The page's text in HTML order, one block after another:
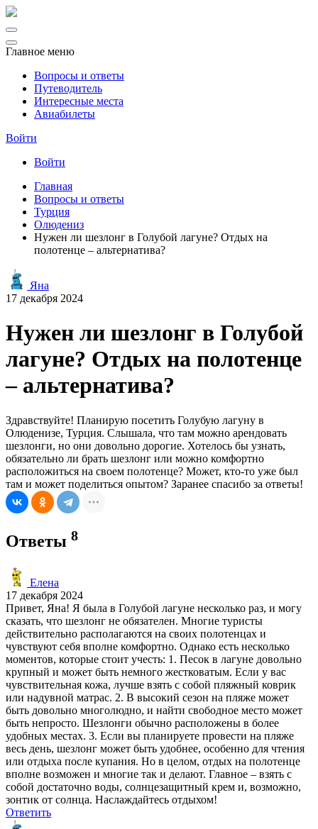
Главное меню
Вопросы и ответы
Путеводитель
Интересные места
Авиабилеты
Войти
Войти
Главная
Вопросы и ответы
Турция
Олюдениз
Нужен ли шезлонг в Голубой лагуне? Отдых на
полотенце – альтернатива?
Яна
17 декабря 2024
Нужен ли шезлонг в Голубой
лагуне? Отдых на полотенце
– альтернатива?
Здравствуйте! Планирую посетить Голубую лагуну в
Олюденизе, Турция. Слышала, что там можно арендовать
шезлонги, но они довольно дорогие. Хотелось бы узнать,
обязательно ли брать шезлонг или можно комфортно
расположиться на своем полотенце? Может, кто-то уже был
там и может поделиться опытом? Заранее спасибо за ответы!
Ответы 8
Елена
17 декабря 2024
Привет, Яна! Я была в Голубой лагуне несколько раз, и могу
сказать, что шезлонг не обязателен. Многие туристы
действительно располагаются на своих полотенцах и
чувствуют себя вполне комфортно. Однако есть несколько
моментов, которые стоит учесть: 1. Песок в лагуне довольно
крупный и может быть немного жестковатым. Если у вас
чувствительная кожа, лучше взять с собой пляжный коврик
или надувной матрас. 2. В высокий сезон на пляже может
быть довольно многолюдно, и найти свободное место может
быть непросто. Шезлонги обычно расположены в более
удобных местах. 3. Если вы планируете провести на пляже
весь день, шезлонг может быть удобнее, особенно для чтения
или отдыха после купания. Но в целом, отдых на полотенце
вполне возможен и многие так и делают. Главное – взять с
собой достаточно воды, солнцезащитный крем и, возможно,
зонтик от солнца. Наслаждайтесь отдыхом!
Ответить